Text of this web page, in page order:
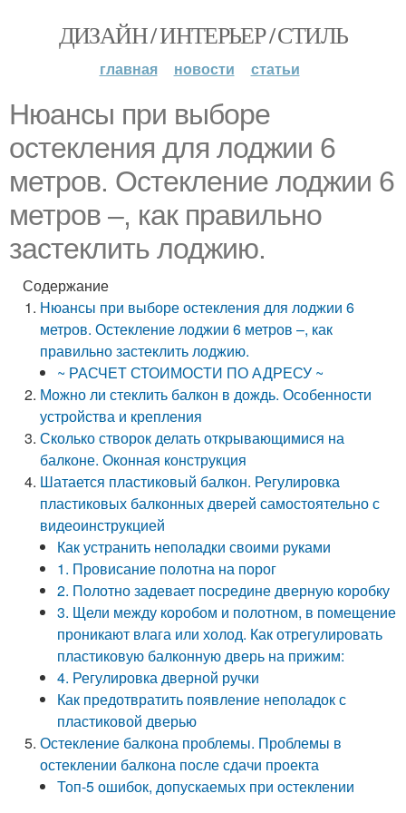
ДИЗАЙН / ИНТЕРЬЕР / СТИЛЬ
главная новости статьи
Нюансы при выборе
остекления для лоджии 6
метров. Остекление лоджии 6
метров –, как правильно
застеклить лоджию.
Содержание
Нюансы при выборе остекления для лоджии 6
метров. Остекление лоджии 6 метров –, как
правильно застеклить лоджию.
~ РАСЧЕТ СТОИМОСТИ ПО АДРЕСУ ~
Можно ли стеклить балкон в дождь. Особенности
устройства и крепления
Сколько створок делать открывающимися на
балконе. Оконная конструкция
Шатается пластиковый балкон. Регулировка
пластиковых балконных дверей самостоятельно с
видеоинструкцией
Как устранить неполадки своими руками
1. Провисание полотна на порог
2. Полотно задевает посредине дверную коробку
3. Щели между коробом и полотном, в помещение
проникают влага или холод. Как отрегулировать
пластиковую балконную дверь на прижим:
4. Регулировка дверной ручки
Как предотвратить появление неполадок с
пластиковой дверью
Остекление балкона проблемы. Проблемы в
остеклении балкона после сдачи проекта
Топ-5 ошибок, допускаемых при остеклении